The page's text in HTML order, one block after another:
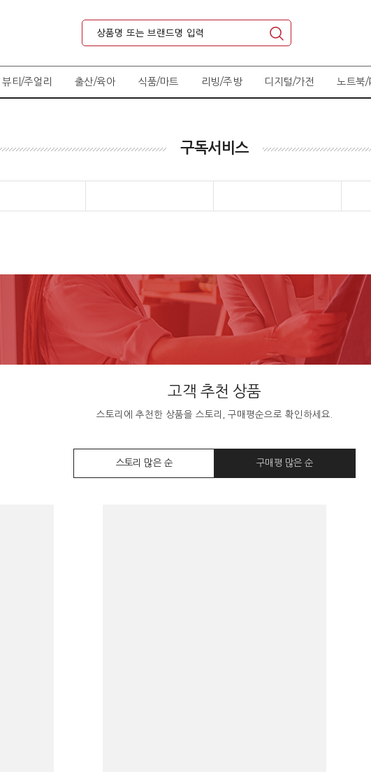
뷰티/주얼리 출산/육아 식품/마트 리빙/주방 디지털/가전 노트북/
구독서비스
고객 추천 상품
스토리에 추천한 상품을 스토리, 구매평순으로 확인하세요.
스토리 많은 순 구매평 많은 순